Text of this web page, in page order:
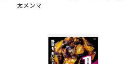
太メンマ